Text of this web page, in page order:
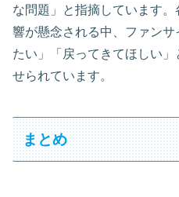
な問題」と指摘しています
響が懸念される中、ファン
たい」「戻ってきてほしい
せられています。
まとめ